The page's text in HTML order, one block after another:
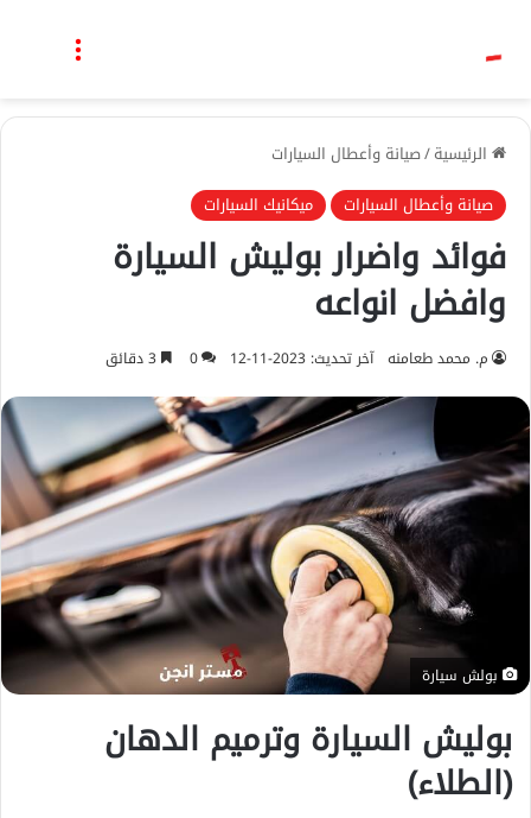
بحث عن
الرئيسية/صيانة وأعطال السيارات
صيانة وأعطال السيارات
ميكانيك السيارات
فوائد واضرار بوليش السيارة
وافضل انواعه
م. محمد طعامنه آخر تحديث: 2023-11-12 0
بولش سيارة
بوليش السيارة وترميم الدهان
(الطلاء)